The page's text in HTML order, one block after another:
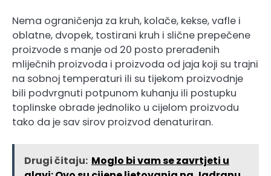
Nema ograničenja za kruh, kolače, kekse, vafle i
oblatne, dvopek, tostirani kruh i slične prepečene
proizvode s manje od 20 posto prerađenih
mliječnih proizvoda i proizvoda od jaja koji su trajni
na sobnoj temperaturi ili su tijekom proizvodnje
bili podvrgnuti potpunom kuhanju ili postupku
toplinske obrade jednoliko u cijelom proizvodu
tako da je sav sirov proizvod denaturiran.
Drugi čitaju: Moglo bi vam se zavrtjeti u